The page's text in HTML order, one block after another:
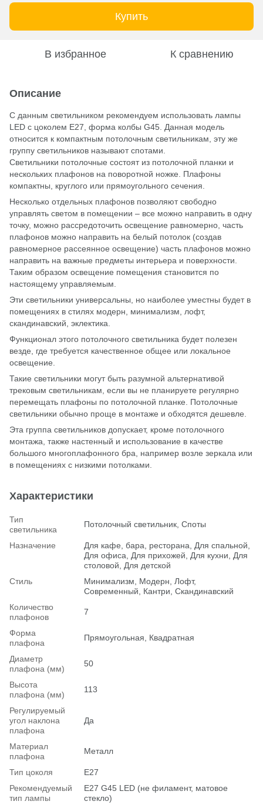
Купить
В избранное К сравнению
Описание
С данным светильником рекомендуем использовать лампы
LED с цоколем Е27, форма колбы G45. Данная модель
относится к компактным потолочным светильникам, эту же
группу светильников называют спотами.
Светильники потолочные состоят из потолочной планки и
нескольких плафонов на поворотной ножке. Плафоны
компактны, круглого или прямоугольного сечения.
Несколько отдельных плафонов позволяют свободно
управлять светом в помещении – все можно направить в одну
точку, можно рассредоточить освещение равномерно, часть
плафонов можно направить на белый потолок (создав
равномерное рассеянное освещение) часть плафонов можно
направить на важные предметы интерьера и поверхности.
Таким образом освещение помещения становится по
настоящему управляемым.
Эти светильники универсальны, но наиболее уместны будет в
помещениях в стилях модерн, минимализм, лофт,
скандинавский, эклектика.
Функционал этого потолочного светильника будет полезен
везде, где требуется качественное общее или локальное
освещение.
Такие светильники могут быть разумной альтернативой
трековым светильникам, если вы не планируете регулярно
перемещать плафоны по потолочной планке. Потолочные
светильники обычно проще в монтаже и обходятся дешевле.
Эта группа светильников допускает, кроме потолочного
монтажа, также настенный и использование в качестве
большого многоплафонного бра, например возле зеркала или
в помещениях с низкими потолками.
Характеристики
Тип
светильника
Потолочный светильник, Споты
Назначение
Для кафе, бара, ресторана, Для спальной,
Для офиса, Для прихожей, Для кухни, Для
столовой, Для детской
Стиль
Минимализм, Модерн, Лофт,
Современный, Кантри, Скандинавский
Количество
плафонов
7
Форма
плафона
Прямоугольная, Квадратная
Диаметр
плафона (мм)
50
Высота
плафона (мм)
113
Регулируемый
угол наклона
плафона
Да
Материал
плафона
Металл
Тип цоколя
E27
Рекомендуемый
тип лампы
Е27 G45 LED (не филамент, матовое
стекло)